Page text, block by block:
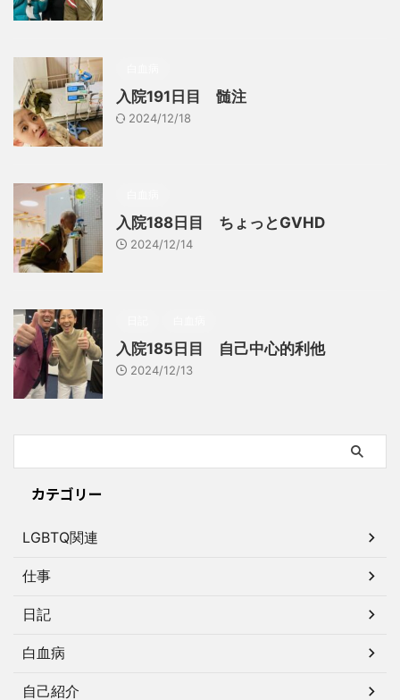
入院191日目 髄注
2024/12/18
入院188日目 ちょっとGVHD
2024/12/14
入院185日目 自己中心的利他
2024/12/13
カテゴリー
LGBTQ関連
仕事
日記
白血病
自己紹介